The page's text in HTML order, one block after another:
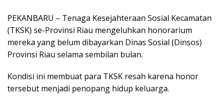
PEKANBARU – Tenaga Kesejahteraan Sosial Kecamatan
(TKSK) se-Provinsi Riau mengeluhkan honorarium
mereka yang belum dibayarkan Dinas Sosial (Dinsos)
Provinsi Riau selama sembilan bulan.
Kondisi ini membuat para TKSK resah karena honor
tersebut menjadi penopang hidup keluarga.